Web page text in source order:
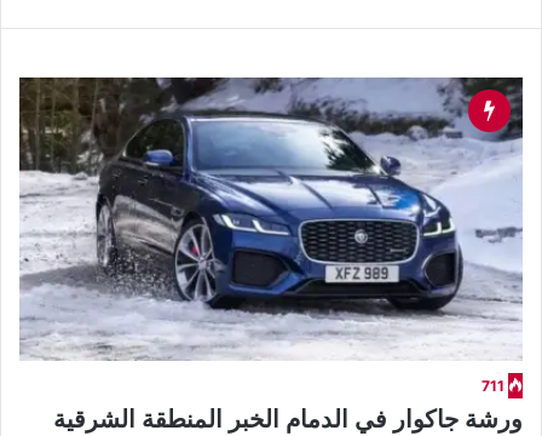
711
ورشة جاكوار في الدمام الخبر المنطقة الشرقية